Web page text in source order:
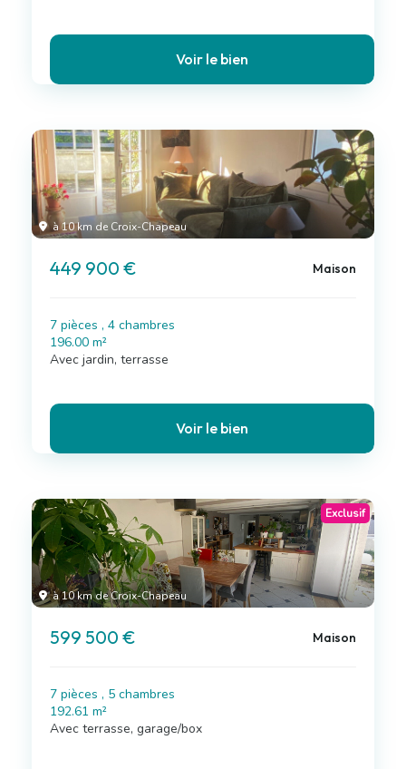
Voir le bien
à 10 km de Croix-Chapeau
449 900 € Maison
7 pièces , 4 chambres
196.00 m²
Avec jardin, terrasse
Voir le bien
à 10 km de Croix-Chapeau
Exclusif
599 500 € Maison
7 pièces , 5 chambres
192.61 m²
Avec terrasse, garage/box